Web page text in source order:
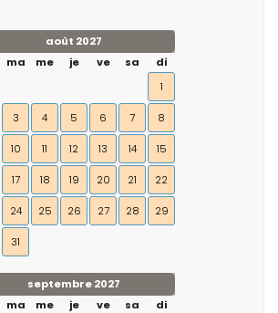
août 2027
ma me je ve sa
di
1
3 4 5 6 7 8
10 11 12 13 14 15
17 18 19 20 21 22
24 25 26 27 28 29
31
septembre 2027
ma me je ve sa
di